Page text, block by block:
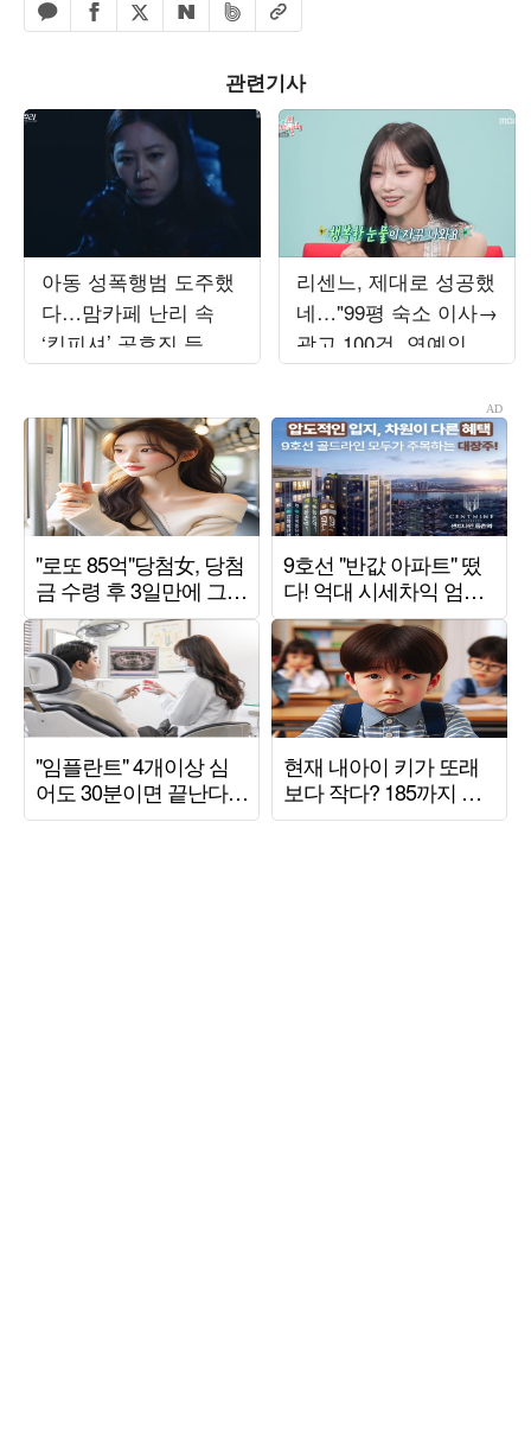
카카오톡 공유하기
페이스북 공유하기
엑스 공유하기
네이버 공유하기
밴드 공유하기
URL복사
관련기사
아동 성폭행범 도주했
다…맘카페 난리 속
‘킹피셔’ 공효진 등판
(‘유부녀 킬러’)
리센느, 제대로 성공했
네…"99평 숙소 이사→
광고 100건, 연예인병
경계" ('전참시')